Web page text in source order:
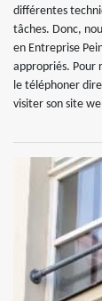
différentes
tâches. Donc,
en Entreprise
appropriés. Pour
le téléphoner
visiter son site